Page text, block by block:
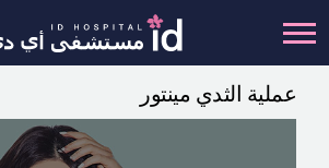
to
content
عملية الثدي مينتور